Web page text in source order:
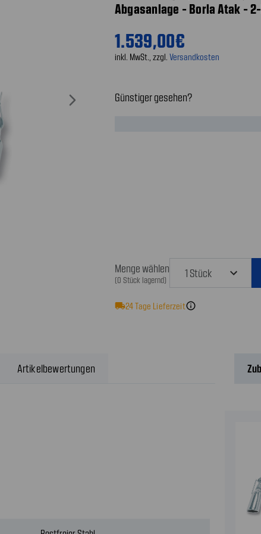
Abgasanlage - Borla Atak -
1.539,00€
inkl. MwSt., zzgl. Versandkosten
Günstiger gesehen?
Menge wählen
(0 Stück lagernd)
local_shipping24Tage Lieferzeitinfo
Artikelbewertungen